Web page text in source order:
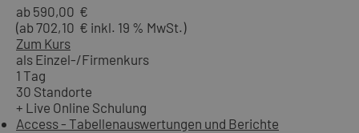
ab 590,00 €
(ab 702,10 € inkl. 19 % MwSt.)
Zum Kurs
als Einzel-/Firmenkurs
1 Tag
30 Standorte
+ Live Online Schulung
Access - Tabellenauswertungen und Berichte